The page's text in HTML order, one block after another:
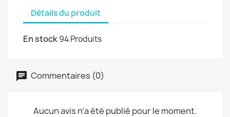
Détails du produit
En stock94 Produits
Commentaires (0)
Aucun avis n'a été publié pour le moment.